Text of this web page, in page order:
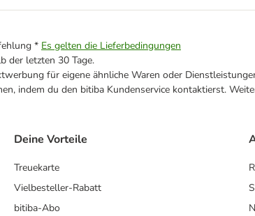
* Es gelten die Lieferbedingungen
der letzten 30 Tage.
für eigene ähnliche Waren oder
indem du den bitiba Kundenservice kontaktierst.
Deine Vorteile
Treuekarte
Vielbesteller-Rabatt
bitiba-Abo